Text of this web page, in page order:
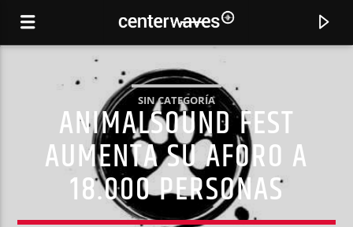
SIN CATEGORÍA
ANIMALSOUND FEST
AUMENTA SU AFORO A
18.000 PERSONAS